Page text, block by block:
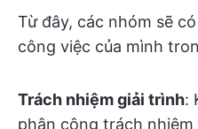
Từ đây, các nhóm sẽ
công việc của mình
Trách nhiệm giải trình:
phân công trách